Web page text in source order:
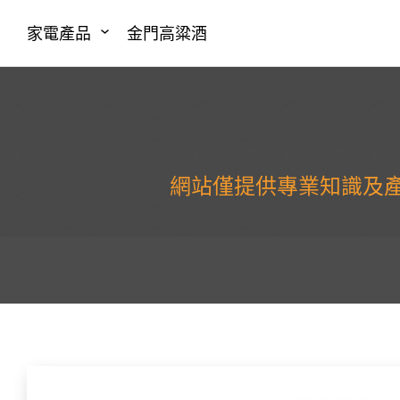
家電產品 金門高粱酒
網站僅提供專業知識及